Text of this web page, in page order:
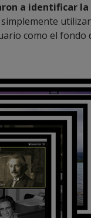
a identificar
simplemente
como el fondo